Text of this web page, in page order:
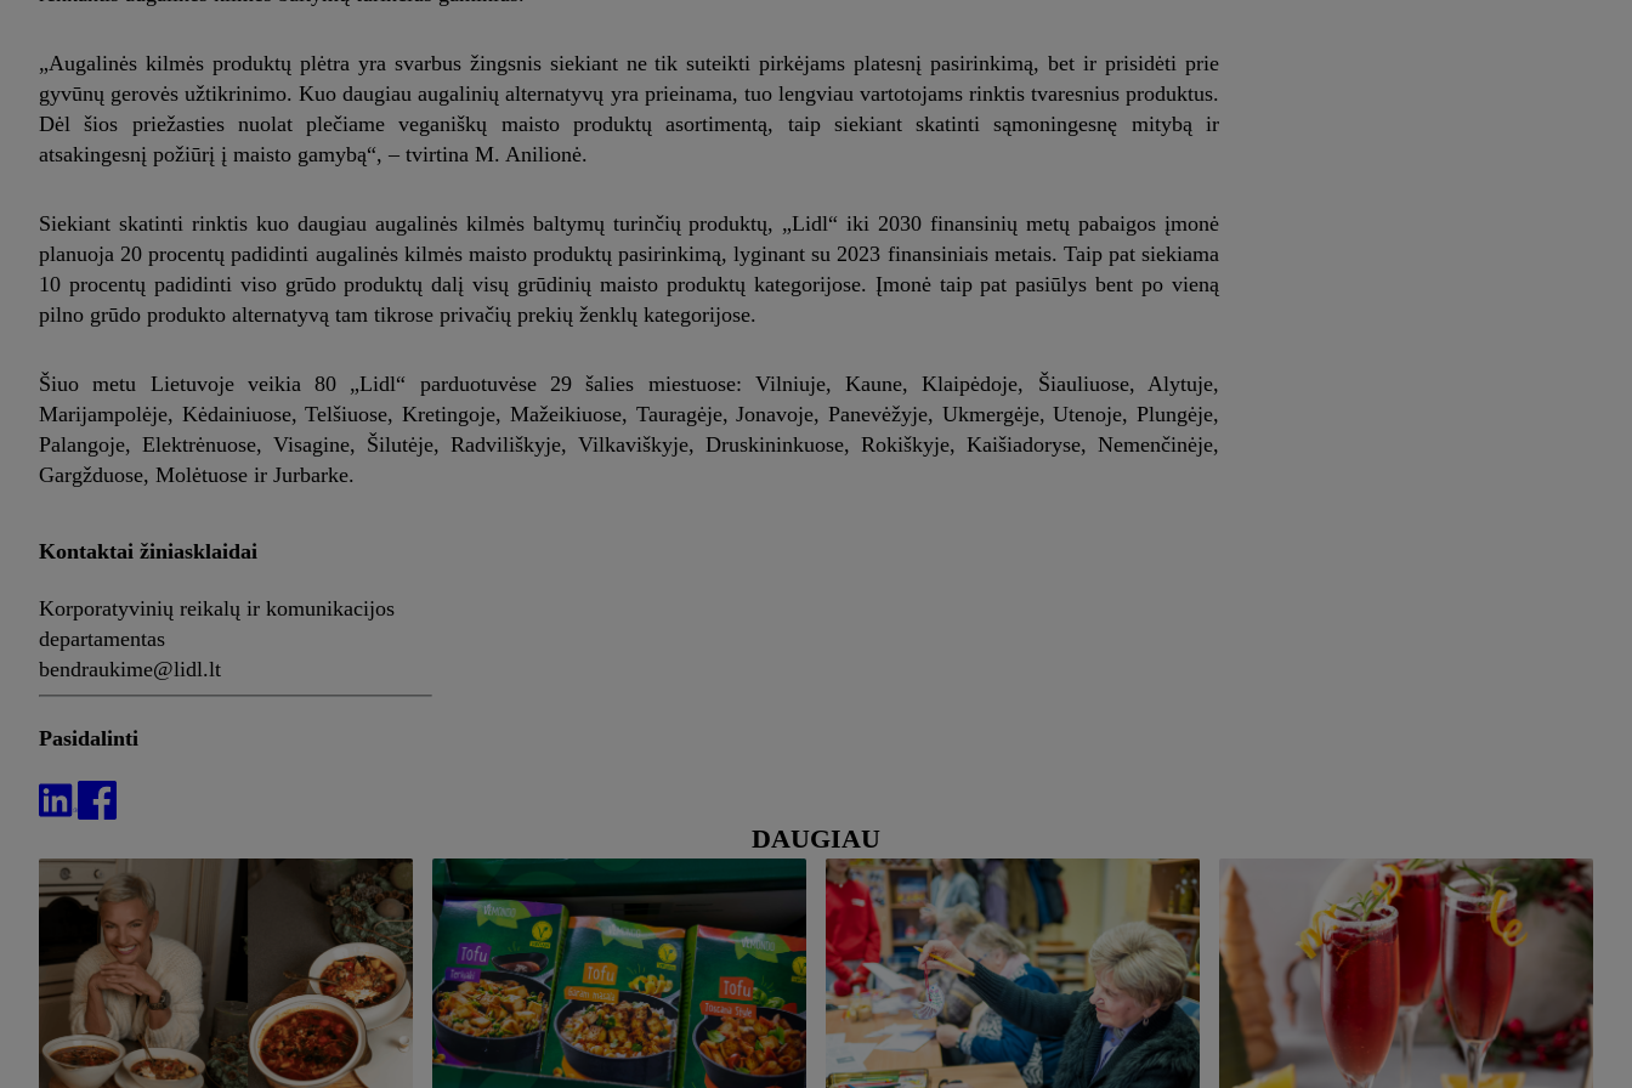
„Augalinės kilmės produktų plėtra yra svarbus žingsnis siekiant ne tik suteikti pirkėjams platesnį pasirinkimą, bet ir prisidėti prie
gyvūnų gerovės užtikrinimo. Kuo daugiau augalinių alternatyvų yra prieinama, tuo lengviau vartotojams rinktis tvaresnius produktus.
Dėl šios priežasties nuolat plečiame veganiškų maisto produktų asortimentą, taip siekiant skatinti sąmoningesnę mitybą ir
atsakingesnį požiūrį į maisto gamybą“, – tvirtina M. Anilionė.
Siekiant skatinti rinktis kuo daugiau augalinės kilmės baltymų turinčių produktų, „Lidl“ iki 2030 finansinių metų pabaigos įmonė
planuoja 20 procentų padidinti augalinės kilmės maisto produktų pasirinkimą, lyginant su 2023 finansiniais metais. Taip pat siekiama
10 procentų padidinti viso grūdo produktų dalį visų grūdinių maisto produktų kategorijose. Įmonė taip pat pasiūlys bent po vieną
pilno grūdo produkto alternatyvą tam tikrose privačių prekių ženklų kategorijose.
Šiuo metu Lietuvoje veikia 80 „Lidl“ parduotuvėse 29 šalies miestuose: Vilniuje, Kaune, Klaipėdoje, Šiauliuose, Alytuje,
Marijampolėje, Kėdainiuose, Telšiuose, Kretingoje, Mažeikiuose, Tauragėje, Jonavoje, Panevėžyje, Ukmergėje, Utenoje, Plungėje,
Palangoje, Elektrėnuose, Visagine, Šilutėje, Radviliškyje, Vilkaviškyje, Druskininkuose, Rokiškyje, Kaišiadoryse, Nemenčinėje,
Gargžduose, Molėtuose ir Jurbarke.
Kontaktai žiniasklaidai
Korporatyvinių reikalų ir komunikacijos
departamentas
bendraukime@lidl.lt
Pasidalinti
DAUGIAU